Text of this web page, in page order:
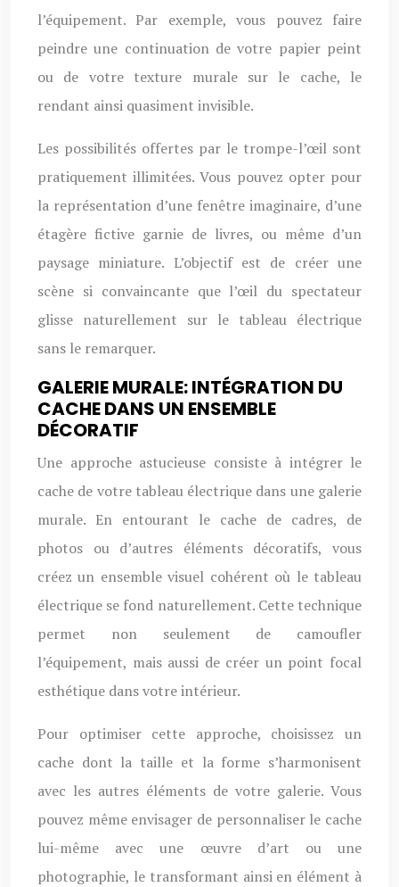
l’équipement. Par exemple, vous pouvez faire
peindre une continuation de votre papier peint
ou de votre texture murale sur le cache, le
rendant ainsi quasiment invisible.
Les possibilités offertes par le trompe-l’œil sont
pratiquement illimitées. Vous pouvez opter pour
la représentation d’une fenêtre imaginaire, d’une
étagère fictive garnie de livres, ou même d’un
paysage miniature. L’objectif est de créer une
scène si convaincante que l’œil du spectateur
glisse naturellement sur le tableau électrique
sans le remarquer.
GALERIE MURALE: INTÉGRATION DU
CACHE DANS UN ENSEMBLE
DÉCORATIF
Une approche astucieuse consiste à intégrer le
cache de votre tableau électrique dans une galerie
murale. En entourant le cache de cadres, de
photos ou d’autres éléments décoratifs, vous
créez un ensemble visuel cohérent où le tableau
électrique se fond naturellement. Cette technique
permet non seulement de camoufler
l’équipement, mais aussi de créer un point focal
esthétique dans votre intérieur.
Pour optimiser cette approche, choisissez un
cache dont la taille et la forme s’harmonisent
avec les autres éléments de votre galerie. Vous
pouvez même envisager de personnaliser le cache
lui-même avec une œuvre d’art ou une
photographie, le transformant ainsi en élément à